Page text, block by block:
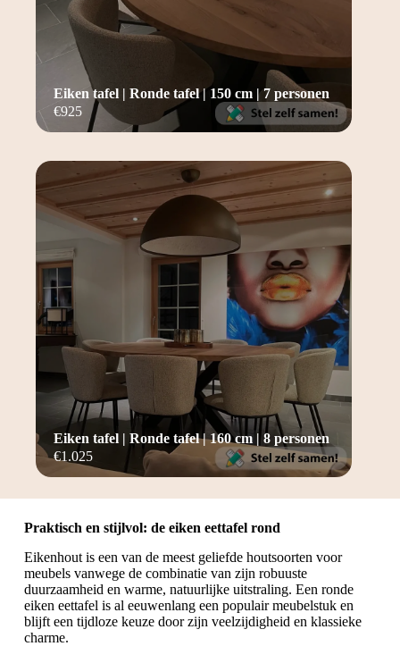
€925
Eiken tafel | Ronde tafel | 150 cm | 7 personen
€1.025
Eiken tafel | Ronde tafel | 160 cm | 8 personen
Praktisch en stijlvol: de eiken eettafel rond
Eikenhout is een van de meest geliefde houtsoorten voor
meubels vanwege de combinatie van zijn robuuste
duurzaamheid en warme, natuurlijke uitstraling. Een ronde
eiken eettafel is al eeuwenlang een populair meubelstuk en
blijft een tijdloze keuze door zijn veelzijdigheid en klassieke
charme.